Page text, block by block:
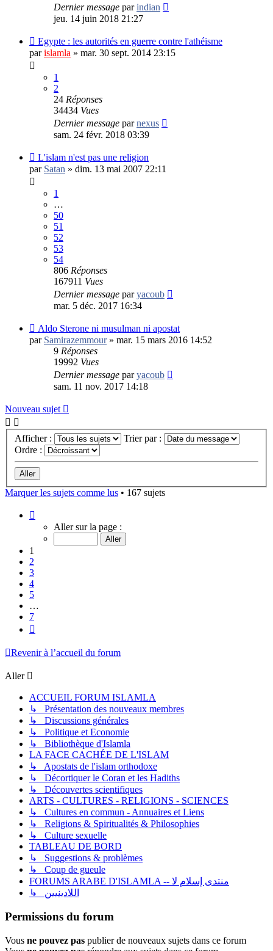
Dernier message parindian
jeu. 14 juin 2018 21:27
Egypte : les autorités en guerre contre l'athéisme
parislamla » mar. 30 sept. 2014 23:15
1
2
24 Réponses
34434 Vues
Dernier message parnexus
sam. 24 févr. 2018 03:39
L'islam n'est pas une religion
par Satan » dim. 13 mai 2007 22:11
1
…
50
51
52
53
54
806 Réponses
167911 Vues
Dernier message paryacoub
mar. 5 déc. 2017 16:34
Aldo Sterone ni musulman ni apostat
par Samirazemmour» mar. 15 mars 2016 14:52
9 Réponses
19992 Vues
Dernier message paryacoub
sam. 11 nov. 2017 14:18
Nouveau sujet
Afficher :
Trier par :
Ordre :
Marquer les sujets comme lus • 167 sujets
sur
Aller sur la page :
1
2
3
4
5
…
7
Revenir à l’accueil du forum
Aller
ACCUEIL FORUM ISLAMLA
↳ Présentation des nouveaux membres
↳ Discussions générales
↳ Politique et Economie
↳ Bibliothèque d'Islamla
LA FACE CACHÉE DE L'ISLAM
↳ Apostats de l'islam orthodoxe
↳ Décortiquer le Coran et les Hadiths
↳ Découvertes scientifiques
ARTS - CULTURES - RELIGIONS - SCIENCES
↳ Cultures en commun - Annuaires et Liens
↳ Religions & Spiritualités & Philosophies
↳ Culture sexuelle
TABLEAU DE BORD
↳ Suggestions & problèmes
↳ Coup de gueule
FORUMS ARABE D'ISLAMLA -- منتدى إسلام لا
↳ اللادينيين
Permissions du forum
Vous ne pouvez pas publier de nouveaux sujets dans ce forum